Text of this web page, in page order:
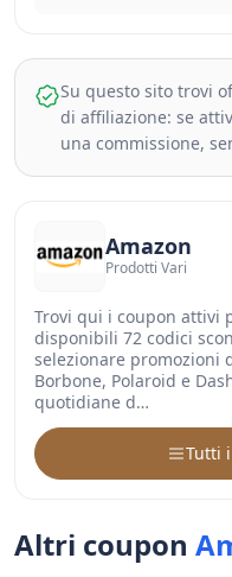
Su questo sito trovi
di affiliazione: se
una commissione,
Amazon
Prodotti Vari
Trovi qui i coupon attivi
disponibili 72 codici
selezionare promozioni
Borbone, Polaroid e
quotidiane d…
Tutti
Altri coupon